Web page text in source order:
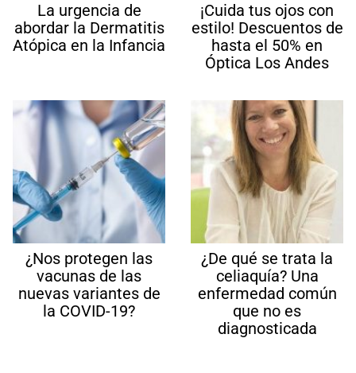
La urgencia de
abordar la Dermatitis
Atópica en la Infancia
¡Cuida tus ojos con
estilo! Descuentos de
hasta el 50% en
Óptica Los Andes
¿Nos protegen las
vacunas de las
nuevas variantes de
la COVID-19?
¿De qué se trata la
celiaquía? Una
enfermedad común
que no es
diagnosticada